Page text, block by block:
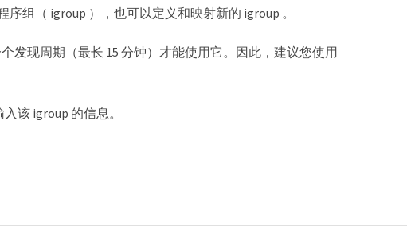
组（ igroup ），也可以定义和映射新的 igroup 。
发现周期（最长 15 分钟）才能使用它。因此，建议您使用
该 igroup 的信息。